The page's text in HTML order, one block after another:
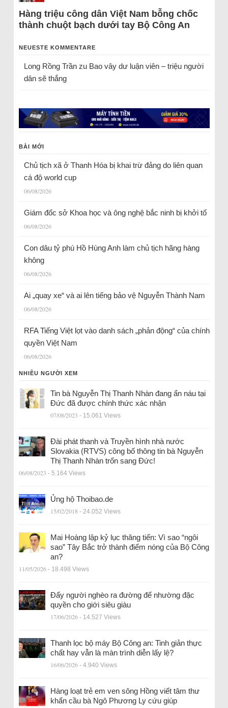
Hàng triệu công dân Việt Nam bỗng chốc
thành chuột bạch dưới tay Bộ Công An
NEUESTE KOMMENTARE
Long Rồng Trầnzu Bao vây dư luận viên – triệu người
dân sẽ thắng
BÀI MỚI
Chủ tịch xã ở Thanh Hóa bị khai trừ đảng do liên quan
cá độ world cup
06/08/2026
Giám đốc sở Khoa học và ông nghệ bắc ninh bị khởi tố
06/08/2026
Con dâu tỷ phú Hồ Hùng Anh làm chủ tịch hãng hàng
không
06/08/2026
Ai „quay xe“ và ai lên tiếng bảo vệ Nguyễn Thành Nam
06/08/2026
RFA Tiếng Việt lọt vào danh sách „phản động“ của chính
quyền Việt Nam
06/08/2026
NHIỀU NGƯỜI XEM
Tin bà Nguyễn Thị Thanh Nhàn đang ẩn náu tại
Đức đã được chính thức xác nhận
07/08/2023 - 15.061 Views
Đài phát thanh và Truyền hình nhà nước
Slovakia (RTVS) công bố thông tin bà Nguyễn
Thị Thanh Nhàn trốn sang Đức!
06/08/2023 - 5.164 Views
Ủng hộ Thoibao.de
15/02/2018 - 24.052 Views
Mai Hoàng lập kỷ lục thăng tiến: Vì sao “ngôi
sao” Tây Bắc trở thành điểm nóng của Bộ Công
an?
11/05/2026 - 18.498 Views
Đẩy người nghèo ra đường để nhường đặc
quyền cho giới siêu giàu
17/06/2026 - 14.527 Views
Thanh lọc bộ máy Bộ Công an: Tinh giản thực
chất hay vẫn là màn trình diễn lấy lệ?
16/06/2026 - 4.940 Views
Hàng loạt trẻ em ven sông Hồng viết tâm thư
khẩn cầu bà Ngô Phương Ly cứu giúp